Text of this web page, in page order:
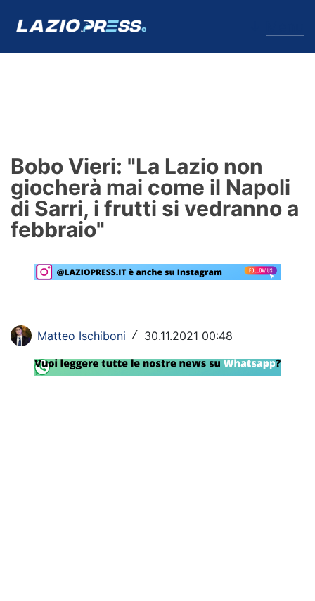
Formello
Infortuni
Primavera
Calciomercato
Rassegna Lazio
Social
Bobo Vieri: "La Lazio non
giocherà mai come il Napoli
di Sarri, i frutti si vedranno a
febbraio"
Matteo Ischiboni / 30.11.2021 00:48